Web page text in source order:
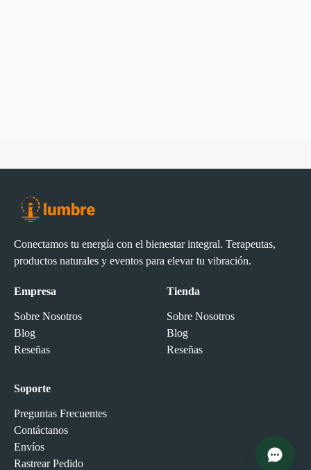
Conectamos tu energía con el bienestar integral. Terapeutas,
productos naturales y eventos para elevar tu vibración.
Empresa
Sobre Nosotros
Blog
Reseñas
Tienda
Sobre Nosotros
Blog
Reseñas
Soporte
Preguntas Frecuentes
Contáctanos
Envíos
Rastrear Pedido